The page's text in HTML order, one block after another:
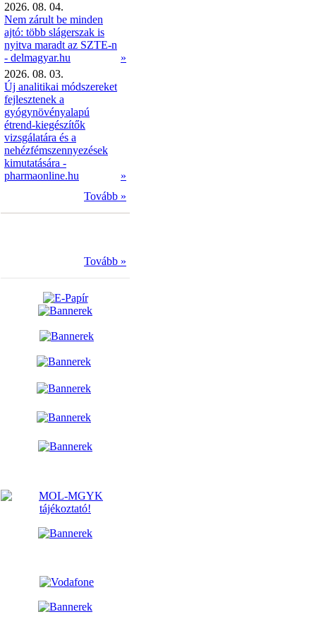
2026. 08. 04.
Nem zárult be minden
ajtó: több slágerszak is
nyitva maradt az SZTE-n
- delmagyar.hu
»
2026. 08. 03.
Új analitikai módszereket
fejlesztenek a
gyógynövényalapú
étrend-kiegészítők
vizsgálatára és a
nehézfémszennyezések
kimutatására -
pharmaonline.hu
»
Tovább »
Tovább »